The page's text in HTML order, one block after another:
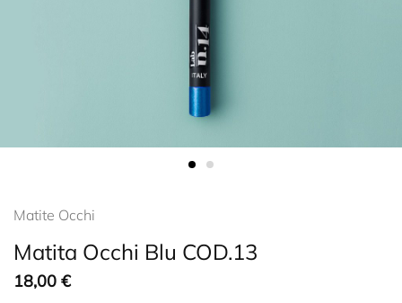
Matite Occhi
Matita Occhi Blu COD.13
18,00 €